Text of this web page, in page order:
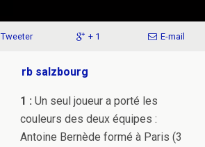
Tweeter + 1 E-mail
1 : Un seul joueur a porté les
couleurs des deux équipes :
Antoine Bernède formé à Paris (3